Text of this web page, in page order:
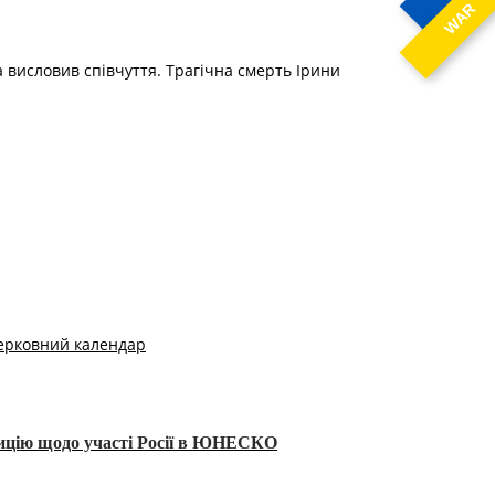
WAR
співчуття. Трагічна смерть Ірини
календар
щодо участі Росії в ЮНЕСКО